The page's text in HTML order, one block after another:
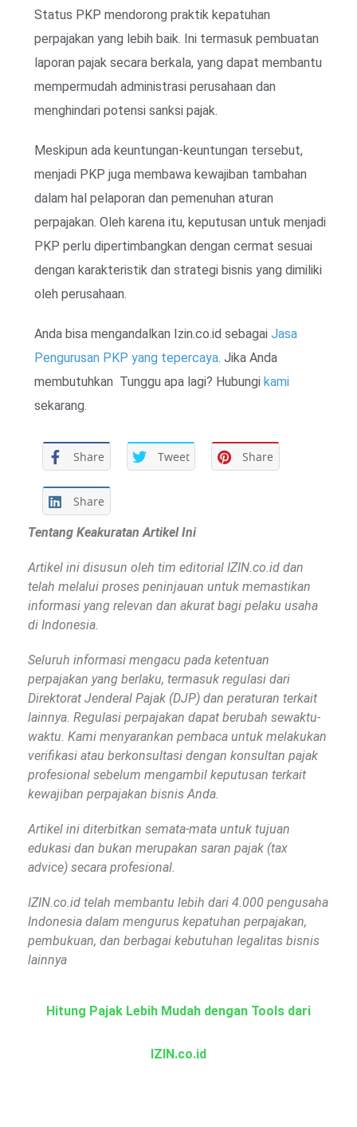
Status PKP mendorong praktik kepatuhan
perpajakan yang lebih baik. Ini termasuk pembuatan
laporan pajak secara berkala, yang dapat membantu
mempermudah administrasi perusahaan dan
menghindari potensi sanksi pajak.
Meskipun ada keuntungan-keuntungan tersebut,
menjadi PKP juga membawa kewajiban tambahan
dalam hal pelaporan dan pemenuhan aturan
perpajakan. Oleh karena itu, keputusan untuk menjadi
PKP perlu dipertimbangkan dengan cermat sesuai
dengan karakteristik dan strategi bisnis yang dimiliki
oleh perusahaan.
Anda bisa mengandalkan Izin.co.id sebagai Jasa
Pengurusan PKP yang tepercaya. Jika Anda
membutuhkan Tunggu apa lagi? Hubungi kami
sekarang.
Share Tweet Share
Share
Tentang Keakuratan Artikel Ini
Artikel ini disusun oleh tim editorial IZIN.co.id dan
telah melalui proses peninjauan untuk memastikan
informasi yang relevan dan akurat bagi pelaku usaha
di Indonesia.
Seluruh informasi mengacu pada ketentuan
perpajakan yang berlaku, termasuk regulasi dari
Direktorat Jenderal Pajak (DJP) dan peraturan terkait
lainnya. Regulasi perpajakan dapat berubah sewaktu-
waktu. Kami menyarankan pembaca untuk melakukan
verifikasi atau berkonsultasi dengan konsultan pajak
profesional sebelum mengambil keputusan terkait
kewajiban perpajakan bisnis Anda.
Artikel ini diterbitkan semata-mata untuk tujuan
edukasi dan bukan merupakan saran pajak (tax
advice) secara profesional.
IZIN.co.id telah membantu lebih dari 4.000 pengusaha
Indonesia dalam mengurus kepatuhan perpajakan,
pembukuan, dan berbagai kebutuhan legalitas bisnis
lainnya
Hitung Pajak Lebih Mudah dengan Tools dari
IZIN.co.id